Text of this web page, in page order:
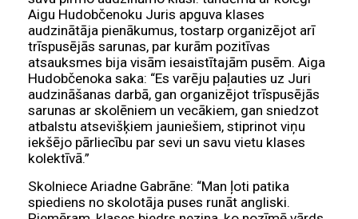
Aigu Hudobčenoku Juris apguva klases
audzinātāja pienākumus, tostarp organizējot arī
trīspusējās sarunas, par kurām pozitīvas
atsauksmes bija visām iesaistītajām pusēm. Aiga
Hudobčenoka saka: “Es varēju paļauties uz Juri
audzināšanas darbā, gan organizējot trīspusējās
sarunas ar skolēniem un vecākiem, gan sniedzot
atbalstu atsevišķiem jauniešiem, stiprinot viņu
iekšējo pārliecību par sevi un savu vietu klases
kolektīvā.”
Skolniece Ariadne Gabrāne: “Man ļoti patika
spiediens no skolotāja puses runāt angliski.